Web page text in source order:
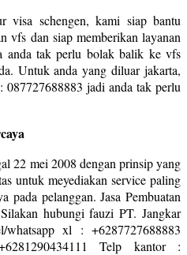
visa schengen, kami siap bantu
vfs dan siap memberikan layanan
anda tak perlu bolak balik ke vfs
Untuk anda yang diluar jakarta,
087727688883 jadi anda tak perlu
22 mei 2008 dengan prinsip yang
untuk meyediakan service paling
pada pelanggan. Jasa Pembuatan
hubungi fauzi PT. Jangkar
xl : +6287727688883
Telp kantor :